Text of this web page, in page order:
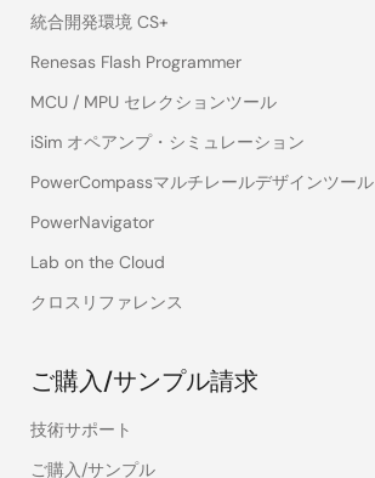
統合開発環境 CS+
Renesas Flash Programmer
MCU / MPU セレクションツール
iSim オペアンプ・シミュレーション
PowerCompassマルチレールデザインツール
PowerNavigator
Lab on the Cloud
クロスリファレンス
ご購入/サンプル請求
技術サポート
ご購入/サンプル